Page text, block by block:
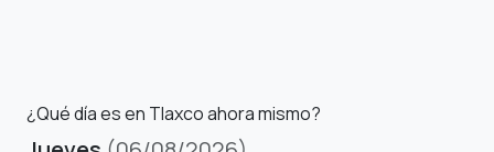
¿Qué día es en Tlaxco ahora mismo?